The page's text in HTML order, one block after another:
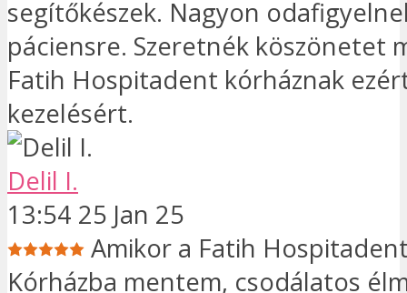
segítőkészek. Nagyon
páciensre. Szeretnék köszönetet
Fatih Hospitadent kórháznak
kezelésért.
Delil I.
13:54 25 Jan 25
Amikor a Fatih
Kórházba mentem, csodálatos